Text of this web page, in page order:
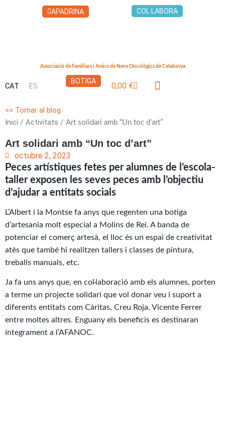
APADRINA COL·LABORA
Associació de Familiars i Amics de Nens Oncològics de Catalunya
CAT ES
BOTIGA 0,00 €Cistella
<< Tornar al blog
Inici / Activitats / Art solidari amb “Un toc d’art”
Art solidari amb “Un toc d’art”
octubre 2, 2023
Peces artístiques fetes per alumnes de l’escola-
taller exposen les seves peces amb l’objectiu
d’ajudar a entitats socials
L’Albert i la Montse fa anys que regenten una botiga
d’artesania molt especial a Molins de Rei. A banda de
potenciar el comerç artesà, el lloc és un espai de creativitat
atès que també hi realitzen tallers i classes de pintura,
treballs manuals, etc.
Ja fa uns anys que, en col·laboració amb els alumnes, porten
a terme un projecte solidari que vol donar veu i suport a
diferents entitats com Càritas, Creu Roja, Vicente Ferrer
entre moltes altres. Enguany els beneficis es destinaran
íntegrament a l’AFANOC.